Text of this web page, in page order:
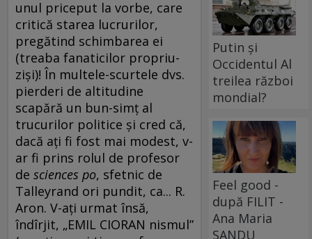
unul priceput la vorbe, care
critică starea lucrurilor,
pregătind schimbarea ei
(treaba fanaticilor propriu-
ziși)! În multele-scurtele dvs.
pierderi de altitudine
scapără un bun-simț al
trucurilor politice și cred că,
dacă ați fi fost mai modest, v-
ar fi prins rolul de profesor
de sciences po, sfetnic de
Talleyrand ori pundit, ca... R.
Aron. V-ați urmat însă,
îndîrjit, „EMIL CIORAN nismul”
Putin și
Occidentul Al
treilea război
mondial?
Feel good -
după FILIT -
Ana Maria
SANDU